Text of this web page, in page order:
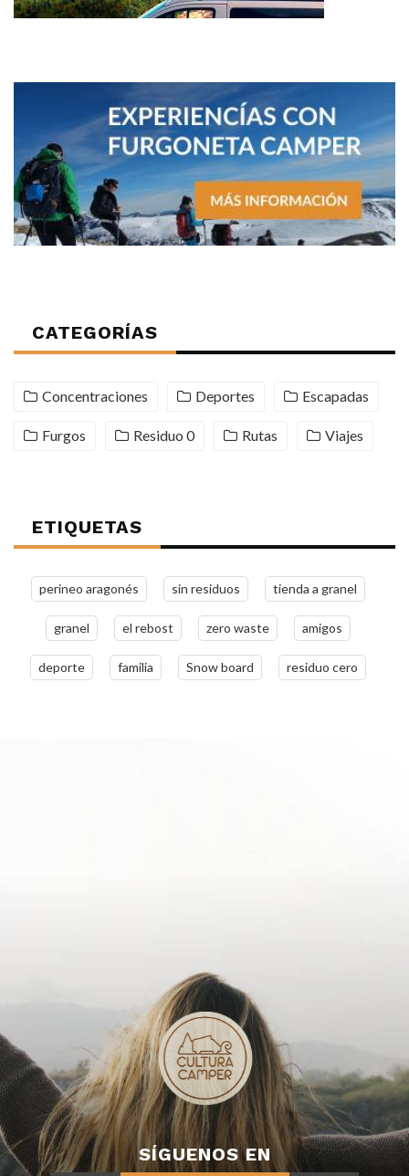
CATEGORÍAS
Concentraciones Deportes Escapadas
Furgos Residuo 0 Rutas Viajes
ETIQUETAS
perineo aragonés sin residuos tienda a granel
granel el rebost zero waste amigos
deporte familia Snow board residuo cero
SÍGUENOS EN